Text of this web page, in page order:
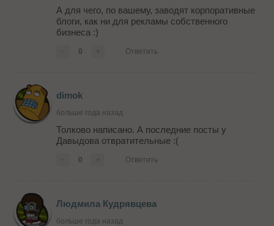
А для чего, по вашему, заводят корпоративные
блоги, как ни для рекламы собственного
бизнеса :)
0 Ответить
dimok
больше года назад
Толково написано. А последние посты у
Давыдова отвратительные :(
0 Ответить
Людмила Кудрявцева
больше года назад